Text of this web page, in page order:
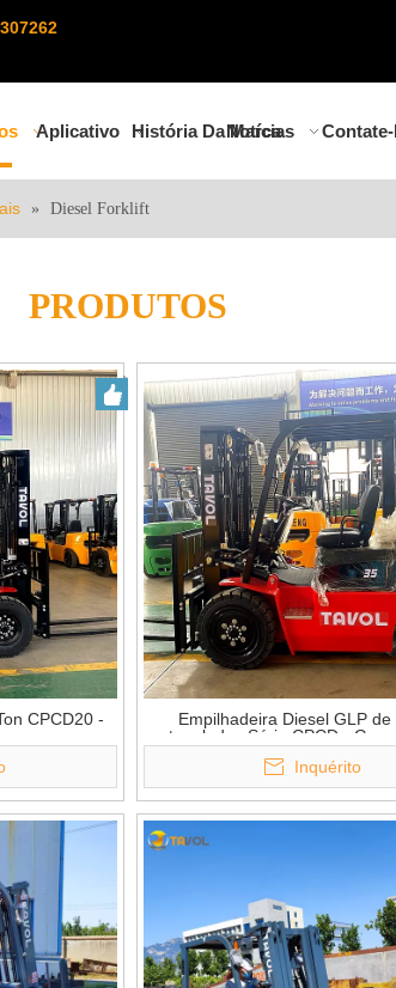
Aplicativo História Da Marca
Notícias
» Diesel Forklift
PRODUTOS
CPCD20 -
Empilhadeira Diesel GLP de
toneladas Série CPCD -
Inquérito